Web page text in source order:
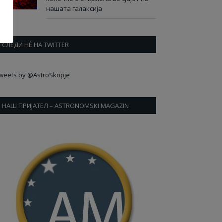
нашата галаксија
СЛЕДИ НÈ НА TWITTER
by @AstroSkopje
НАШ ПРИЈАТЕЛ – ASTRONOMSKI MAGAZIN